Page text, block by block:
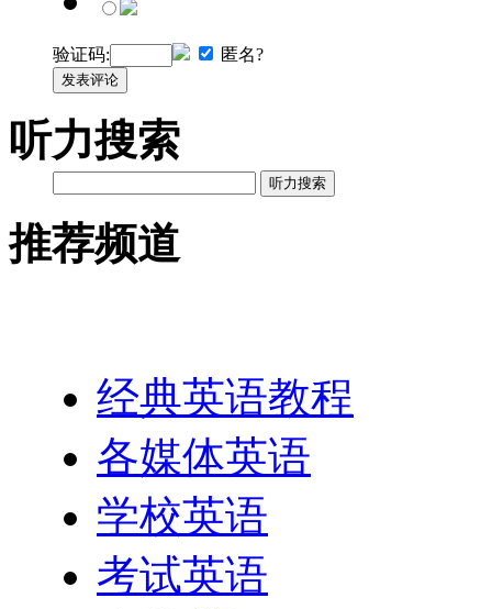
验证码: 匿名?
发表评论
听力搜索
听力搜索
推荐频道
经典英语教程
各媒体英语
学校英语
考试英语